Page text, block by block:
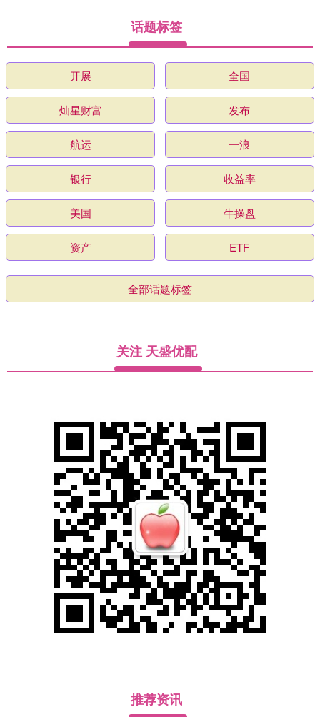
话题标签
开展 全国
灿星财富 发布
航运 一浪
银行 收益率
美国 牛操盘
资产 ETF
全部话题标签
关注 天盛优配
推荐资讯